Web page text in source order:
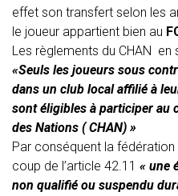
effet son transfert selon les
le joueur appartient bien au
Les règlements du CHAN en
«Seuls les joueurs sous
dans un club local affilié à
sont éligibles à participer au
des Nations (CHAN) »
Par conséquent la
coup de l’article 42.11 « une
non qualifié ou suspendu